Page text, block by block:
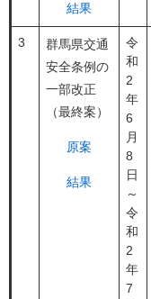
結果
3
群馬県交通
安全条例の
一部改正
（最終案）
原案
結果
令
和
2
年
6
月
8
日
～
令
和
2
年
7